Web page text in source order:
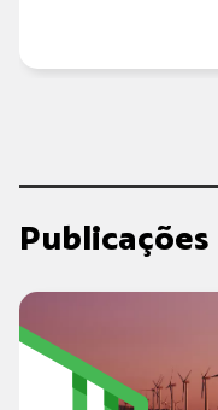
Publicações